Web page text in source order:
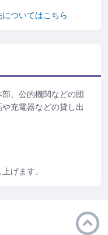
ついてはこちら
、公的機関などの団
充電器などの貸し出
げます。